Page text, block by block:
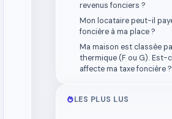
revenus fonciers ?
Mon locataire peut-il
foncière à ma place ?
Ma maison est classée
thermique (F ou G). Est-
affecte ma taxe foncière ?
LES PLUS LUS